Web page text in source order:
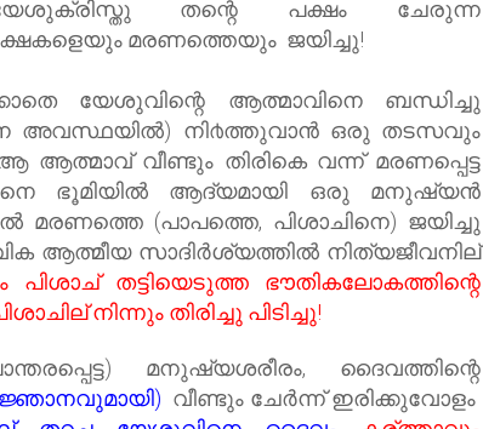
തന്റെ പക്ഷം ചേരുന്ന
മരണത്തെയും ജയിച്ചു!
യേശുവിന്റെ ആത്മാവിനെ ബന്ധിച്ചു
അവസ്ഥയില്‍) നി൪ത്തുവാന്‍ ഒരു തടസവും
ആത്മാവ് വീണ്ടും തിരികെ വന്ന് മരണപ്പെട്ട
ഭൂമിയില്‍ ആദ്യമായി ഒരു മനുഷ്യന്‍
മരണത്തെ (പാപത്തെ, പിശാചിനെ) ജയിച്ചു
ആത്മീയ സാദിര്‍ശ്യത്തില്‍ നിത്യജീവനില്
പിശാച് തട്ടിയെടുത്ത ഭൗതികലോകത്തിന്റെ
നിന്നും തിരിച്ചു പിടിച്ചു!
മനുഷ്യശരീരം, ദൈവത്തിന്റെ
വീണ്ടും ചേർന്ന്ഇരിക്കുവോളം